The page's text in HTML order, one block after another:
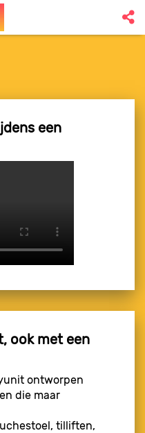
een
ook met een
ontworpen
die maar
tilliften,